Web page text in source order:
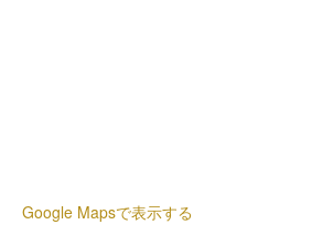
Google Mapsで表示する